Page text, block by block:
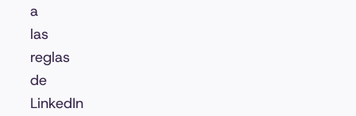
a
las
reglas
de
LinkedIn